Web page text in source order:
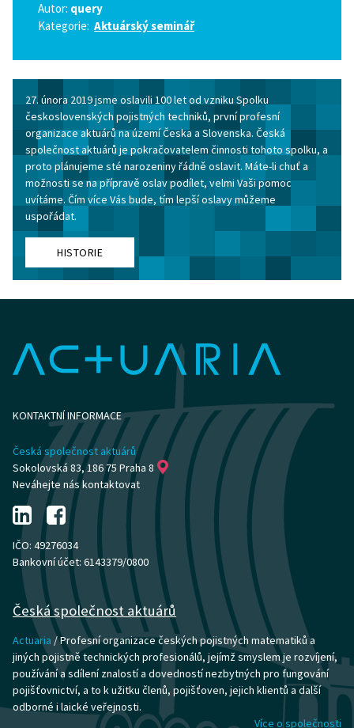
Autor: query
Kategorie: Aktuárský seminář
27. února 2019 jsme oslavili 100 let od vzniku Spolku
československých pojistných techniků, první profesní
organizace aktuárů na území Česka a Slovenska. Česká
společnost aktuárů je pokračovatelem činnosti tohoto spolku, a
proto plánujeme sté narozeniny řádně oslavit. Máte-li chuť a
možnosti se na přípravě oslav podílet, velmi Vaši pomoc
uvítáme. Čím více Vás bude, tím lepší oslavy můžeme
uspořádat.
HISTORIE
KONTAKTNÍ INFORMACE
Česká společnost aktuárů
Sokolovská 83, 186 75 Praha 8
Neváhejte nás kontaktovat
IČO: 49276034
Bankovní účet: 6143379/0800
Česká společnost aktuárů
Actuaria / Profesní organizace českých pojistných matematiků a
jiných pojistně technických profesionálů, jejímž smyslem je rozvíjení,
používání a sdílení znalostí a dovedností nezbytných pro fungování
pojišťovnictví, a to k užitku členů, pojišťoven, jejich klientů a další
odborné i laické veřejnosti.
Více o společnosti